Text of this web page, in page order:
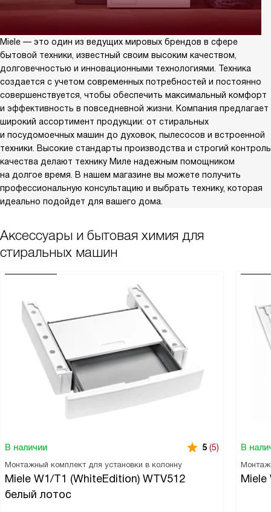
Miele — это один из ведущих мировых брендов в сфере
бытовой техники, известный своим высоким качеством,
долговечностью и инновационными технологиями. Техника
создается с учетом современных потребностей и постоянно
совершенствуется, чтобы обеспечить максимальный комфорт
и эффективность в повседневной жизни. Компания предлагает
широкий ассортимент продукции: от стиральных
и посудомоечных машин до духовок, пылесосов и встроенной
техники. Высокие стандарты производства и строгий контроль
качества делают технику Миле надежным помощником
на долгое время. В нашем магазине вы можете получить
профессиональную консультацию и выбрать технику, которая
идеально подойдет для вашего дома.
Аксессуары и бытовая химия для
стиральных машин
В наличии 5 (5)
Монтажный комплект для установки в колонну
Miele W1/T1 (WhiteEdition) WTV512
белый лотос
В
Miele